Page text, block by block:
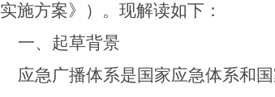
实施方案》）。现解读如下：
一、 起草背景
应急广播体系是国家应急体系和